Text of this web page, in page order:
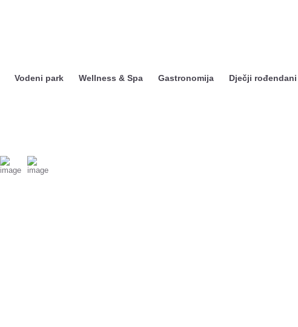
Vodeni park Wellness & Spa Gastronomija Dječji rođendani